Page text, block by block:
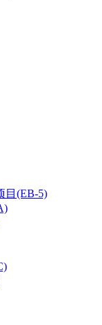
目(EB-5)